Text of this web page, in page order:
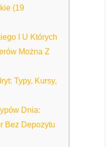
(19
I U Których
Można Z
Typy, Kursy,
Dnia:
Bez Depozytu